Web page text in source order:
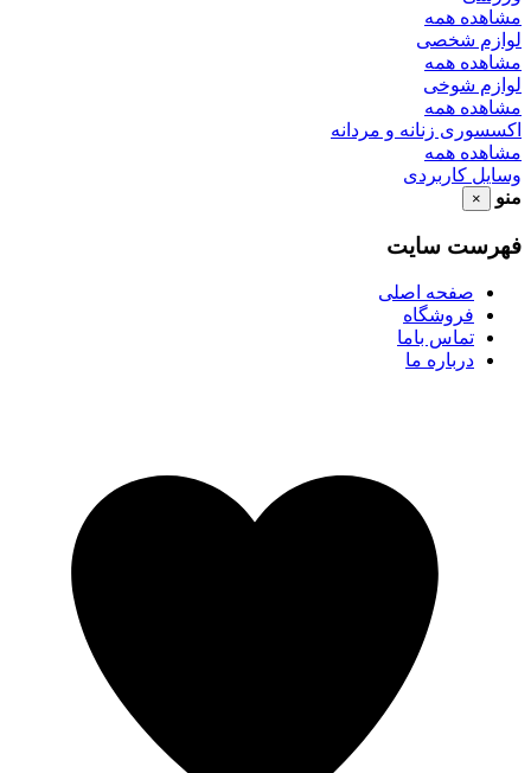
مشاهده همه
لوازم شخصی
مشاهده همه
لوازم شوخی
مشاهده همه
اکسسوری زنانه و مردانه
مشاهده همه
وسایل کاربردی
منو
×
فهرست سایت
صفحه اصلی
فروشگاه
تماس باما
درباره ما